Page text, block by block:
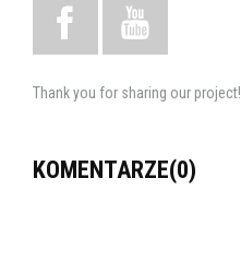
Thank you for sharing our project!
KOMENTARZE(0)